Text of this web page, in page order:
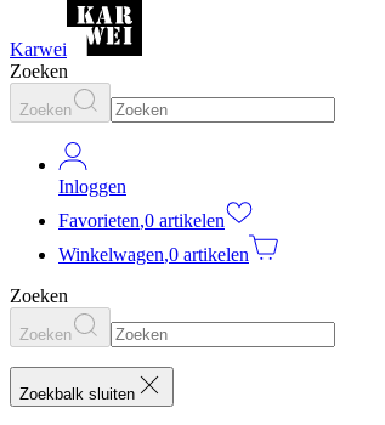
Karwei
Zoeken
Zoeken
Inloggen
Favorieten,0 artikelen
Winkelwagen,0 artikelen
Zoeken
Zoeken
Zoekbalk sluiten